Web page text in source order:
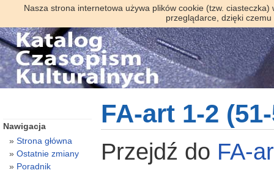
Nasza strona internetowa używa plików cookie (tzw.
przeglądarce, dzięki
FA-art 1-2
Przejdź do FA-
Nawigacja
Strona główna
Ostatnie zmiany
Poradnik